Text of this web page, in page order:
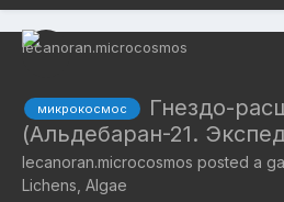
микрокосмос
Гнездо-
(Альдебаран-21.
lecanoran.microcosmos posted a
Lichens, Algae